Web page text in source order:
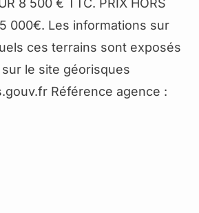
8 500 € TTC. PRIX HORS
000€. Les informations sur
ces terrains sont exposés
le site géorisques
Référence agence :